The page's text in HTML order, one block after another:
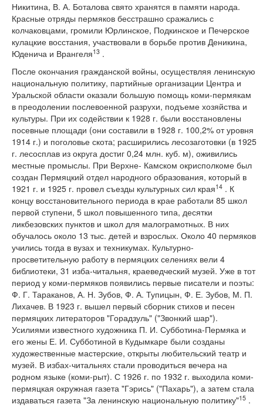
Никитина, В. А. Боталова свято хранятся в памяти народа.
Красные отряды пермяков бесстрашно сражались с
колчаковцами, громили Юрлинское, Подкинское и Печерское
кулацкие восстания, участвовали в борьбе против Деникина,
Юденича и Врангеля13 .
После окончания гражданской войны, осуществляя ленинскую
национальную политику, партийные организации Центра и
Уральской области оказали большую помощь коми-пермякам
в преодолении послевоенной разрухи, подъеме хозяйства и
культуры. При их содействии к 1928 г. были восстановлены
посевные площади (они составили в 1928 г. 100,2% от уровня
1914 г.) и поголовье скота; расширились лесозаготовки (в 1925
г. лесосплав из округа достиг 0,24 млн. куб. м), оживились
местные промыслы. При Верхне- Камском окрисполкоме был
создан Пермяцкий отдел народного образования, который в
1921 г. и 1925 г. провел съезды культурных сил края14 . К
концу восстановительного периода в крае работали 85 школ
первой ступени, 5 школ повышенного типа, десятки
ликбезовских пунктов и школ для малограмотных. В них
обучалось около 13 тыс. детей и взрослых. Около 40 пермяков
учились тогда в вузах и техникумах. Культурно-
просветительную работу в пермяцких селениях вели 4
библиотеки, 31 изба-читальня, краеведческий музей. Уже в тот
период у коми-пермяков появились первые писатели и поэты:
Ф. Г. Тараканов, А. Н. Зубов, Ф. А. Тупицын, Ф. Е. Зубов, М. П.
Лихачев. В 1923 г. вышел первый сборник стихов и песен
пермяцких литераторов "Горадзуль" ("Звонкий шар").
Усилиями известного художника П. И. Субботина-Пермяка и
его жены Е. И. Субботиной в Кудымкаре были созданы
художественные мастерские, открыты любительский театр и
музей. В избах-читальнях стали проводиться вечера на
родном языке (коми-рыт). С 1926 г. по 1932 г. выходила коми-
пермяцкая окружная газета "Гэрись" ("Пахарь"), а затем стала
издаваться газета "За ленинскую национальную политику"15 .